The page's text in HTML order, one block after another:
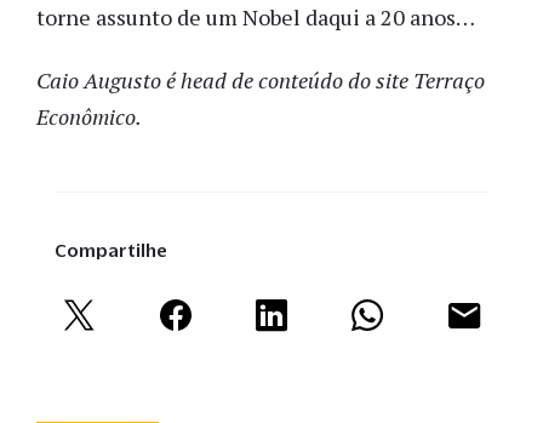
torne assunto de um Nobel daqui a 20 anos…
Caio Augusto é head de conteúdo do site Terraço
Econômico.
Compartilhe